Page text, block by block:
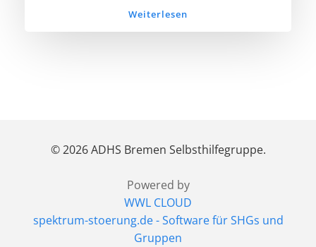
Weiterlesen
© 2026 ADHS Bremen Selbsthilfegruppe.
Powered by
WWL CLOUD
spektrum-stoerung.de - Software für SHGs und
Gruppen